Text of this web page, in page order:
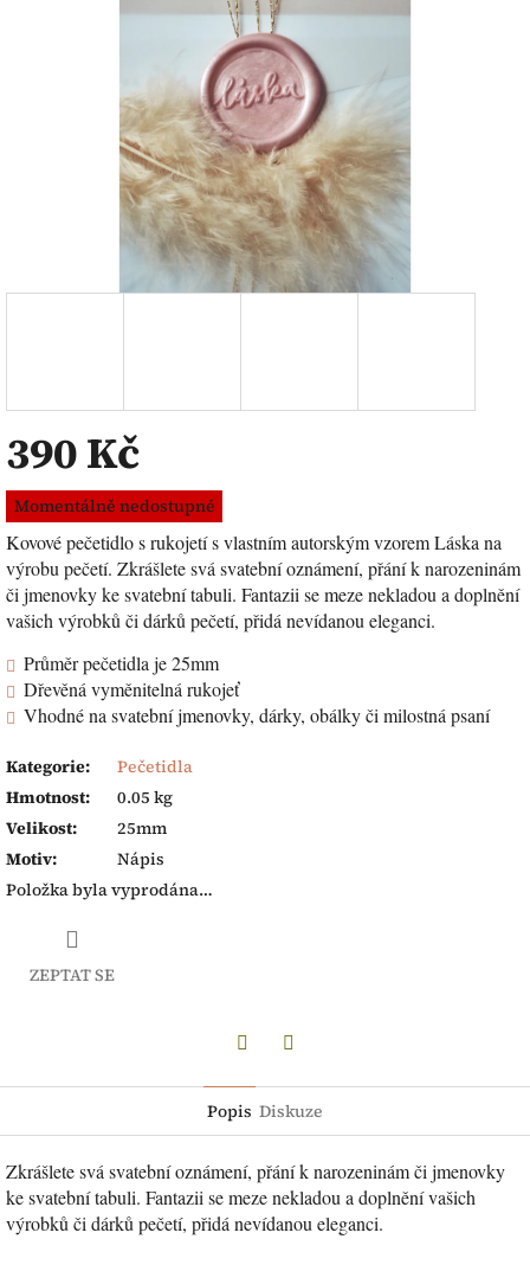
390 Kč
Měrná
cena:
Momentálně nedostupné
Kovové pečetidlo s rukojetí s vlastním autorským vzorem Láska na
výrobu pečetí. Zkrášlete svá svatební oznámení, přání k narozeninám
či jmenovky ke svatební tabuli. Fantazii se meze nekladou a doplnění
vašich výrobků či dárků pečetí, přidá nevídanou eleganci.
Průměr pečetidla je 25mm
Dřevěná vyměnitelná rukojeť
Vhodné na svatební jmenovky, dárky, obálky či milostná psaní
Kategorie:
Pečetidla
Hmotnost:
0.05 kg
Velikost:
25mm
Motiv:
Nápis
Položka byla vyprodána…
ZEPTAT SE
Popis Diskuze
Zkrášlete svá svatební oznámení, přání k narozeninám či jmenovky
ke svatební tabuli. Fantazii se meze nekladou a doplnění vašich
výrobků či dárků pečetí, přidá nevídanou eleganci.